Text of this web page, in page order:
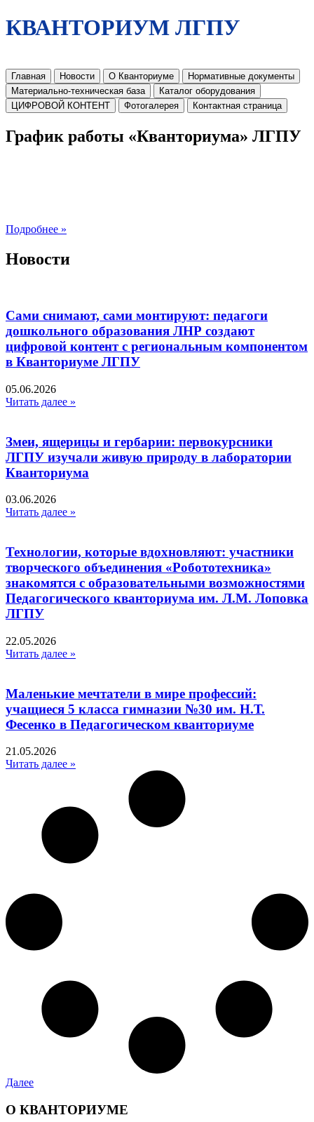
КВАНТОРИУМ ЛГПУ
Главная Новости О Кванториуме
Нормативные документы
Материально-техническая база
Каталог оборудования
ЦИФРОВОЙ КОНТЕНТ
Фотогалерея Контактная страница
График работы «Кванториума» ЛГПУ
Подробнее »
Новости
Сами снимают, сами монтируют: педагоги
дошкольного образования ЛНР создают
цифровой контент с региональным компонентом
в Кванториуме ЛГПУ​
05.06.2026
Читать далее »
Змеи, ящерицы и гербарии: первокурсники
ЛГПУ изучали живую природу в лаборатории
Кванториума
03.06.2026
Читать далее »
Технологии, которые вдохновляют: участники
творческого объединения «Робототехника»
знакомятся с образовательными возможностями
Педагогического кванториума им. Л.М. Лоповка
ЛГПУ
22.05.2026
Читать далее »
Маленькие мечтатели в мире профессий:
учащиеся 5 класса гимназии №30 им. Н.Т.
Фесенко в Педагогическом кванториуме
21.05.2026
Читать далее »
Далее
О КВАНТОРИУМЕ